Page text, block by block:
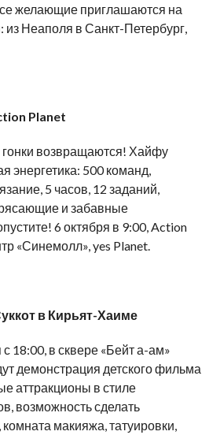
желающие приглашаются на
из Неаполя в Санкт-Петербург,
Planet
возвращаются! Хайфу
энергетика: 500 команд,
5 часов, 12 заданий,
и забавные
6 октября в 9:00, Action
«Синемолл», yes Planet.
в Кирьят-Хаиме
18:00, в сквере «Бейт а-ам»
демонстрация детского фильма
аттракционы в стиле
возможность сделать
макияжа, татуировки,